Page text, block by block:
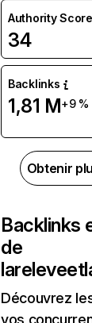
Authority Score
34
Backlinks
1,81 M+9 %
Obtenir
Backlinks
de
Découvrez
vos